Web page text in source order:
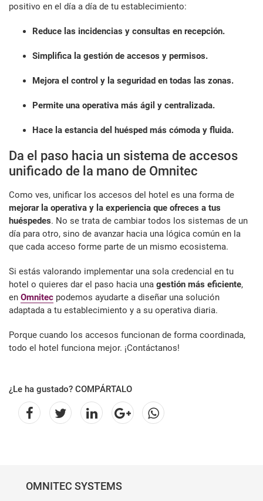
positivo en el día a día de tu establecimiento:
Reduce las incidencias y consultas en recepción.
Simplifica la gestión de accesos y permisos.
Mejora el control y la seguridad en todas las zonas.
Permite una operativa más ágil y centralizada.
Hace la estancia del huésped más cómoda y fluida.
Da el paso hacia un sistema de accesos
unificado de la mano de Omnitec
Como ves, unificar los accesos del hotel es una forma de
mejorar la operativa y la experiencia que ofreces a tus
huéspedes. No se trata de cambiar todos los sistemas de un
día para otro, sino de avanzar hacia una lógica común en la
que cada acceso forme parte de un mismo ecosistema.
Si estás valorando implementar una sola credencial en tu
hotel o quieres dar el paso hacia una gestión más eficiente,
en Omnitec podemos ayudarte a diseñar una solución
adaptada a tu establecimiento y a su operativa diaria.
Porque cuando los accesos funcionan de forma coordinada,
todo el hotel funciona mejor. ¡Contáctanos!
¿Le ha gustado? COMPÁRTALO
OMNITEC SYSTEMS